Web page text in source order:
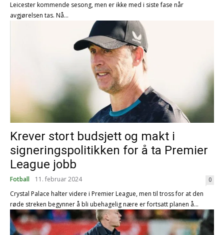
Leicester kommende sesong, men er ikke med i siste fase når
avgjørelsen tas. Nå...
Krever stort budsjett og makt i
signeringspolitikken for å ta Premier
League jobb
Fotball 11. februar 2024
0
Crystal Palace halter videre i Premier League, men til tross for at den
røde streken begynner å bli ubehagelig nære er fortsatt planen å...